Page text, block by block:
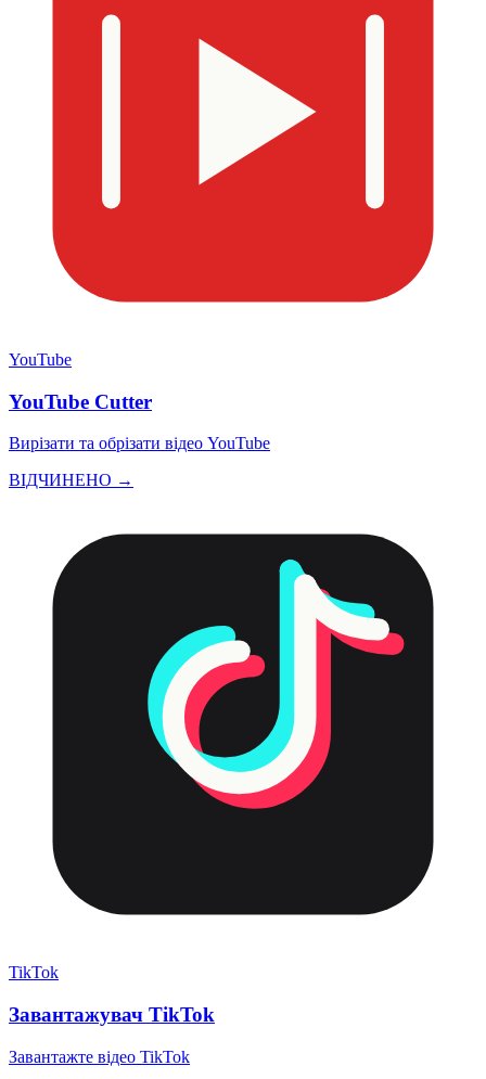
YouTube
YouTube Cutter
Вирізати та обрізати відео YouTube
ВІДЧИНЕНО →
TikTok
Завантажувач TikTok
Завантажте відео TikTok